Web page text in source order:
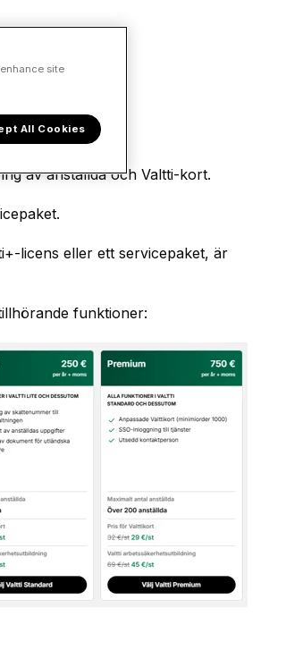
av anställda och Valtti-kort.
licens eller ett servicepaket, är
funktioner:
site
All Cookies